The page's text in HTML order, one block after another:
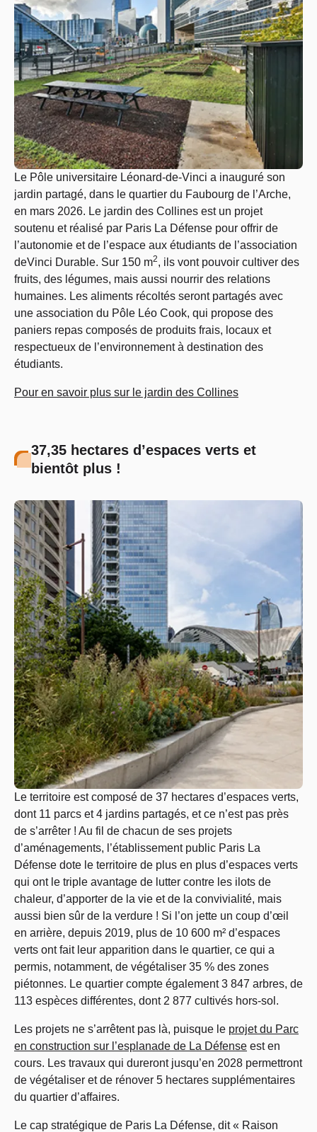
Le Pôle universitaire Léonard-de-Vinci a inauguré son
jardin partagé, dans le quartier du Faubourg de l’Arche,
en mars 2026. Le jardin des Collines est un projet
soutenu et réalisé par Paris La Défense pour offrir de
l’autonomie et de l’espace aux étudiants de l’association
deVinci Durable. Sur 150 m2, ils vont pouvoir cultiver des
fruits, des légumes, mais aussi nourrir des relations
humaines. Les aliments récoltés seront partagés avec
une association du Pôle Léo Cook, qui propose des
paniers repas composés de produits frais, locaux et
respectueux de l’environnement à destination des
étudiants.
Pour en savoir plus sur le jardin des Collines
37,35 hectares d’espaces verts et
bientôt plus !
Le territoire est composé de 37 hectares d’espaces verts,
dont 11 parcs et 4 jardins partagés, et ce n’est pas près
de s’arrêter ! Au fil de chacun de ses projets
d’aménagements, l’établissement public Paris La
Défense dote le territoire de plus en plus d’espaces verts
qui ont le triple avantage de lutter contre les ilots de
chaleur, d’apporter de la vie et de la convivialité, mais
aussi bien sûr de la verdure ! Si l’on jette un coup d’œil
en arrière, depuis 2019, plus de 10 600 m² d’espaces
verts ont fait leur apparition dans le quartier, ce qui a
permis, notamment, de végétaliser 35 % des zones
piétonnes. Le quartier compte également 3 847 arbres, de
113 espèces différentes, dont 2 877 cultivés hors-sol.
Les projets ne s’arrêtent pas là, puisque le projet du Parc
en construction sur l’esplanade de La Défense est en
cours. Les travaux qui dureront jusqu’en 2028 permettront
de végétaliser et de rénover 5 hectares supplémentaires
du quartier d’affaires.
Le cap stratégique de Paris La Défense, dit « Raison